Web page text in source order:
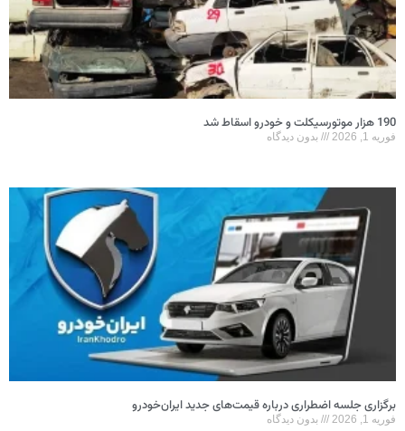
190 هزار موتورسیکلت و خودرو اسقاط شد
فوریه 1, 2026 بدون دیدگاه
برگزاری جلسه اضطراری درباره قیمت‌های جدید ایران‌خودرو
فوریه 1, 2026 بدون دیدگاه